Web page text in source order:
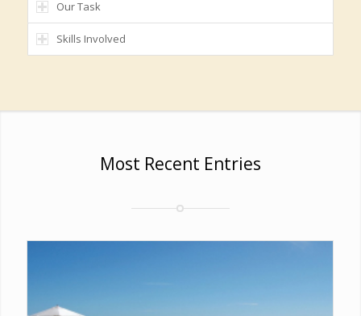
Our Task
Skills Involved
Most Recent Entries